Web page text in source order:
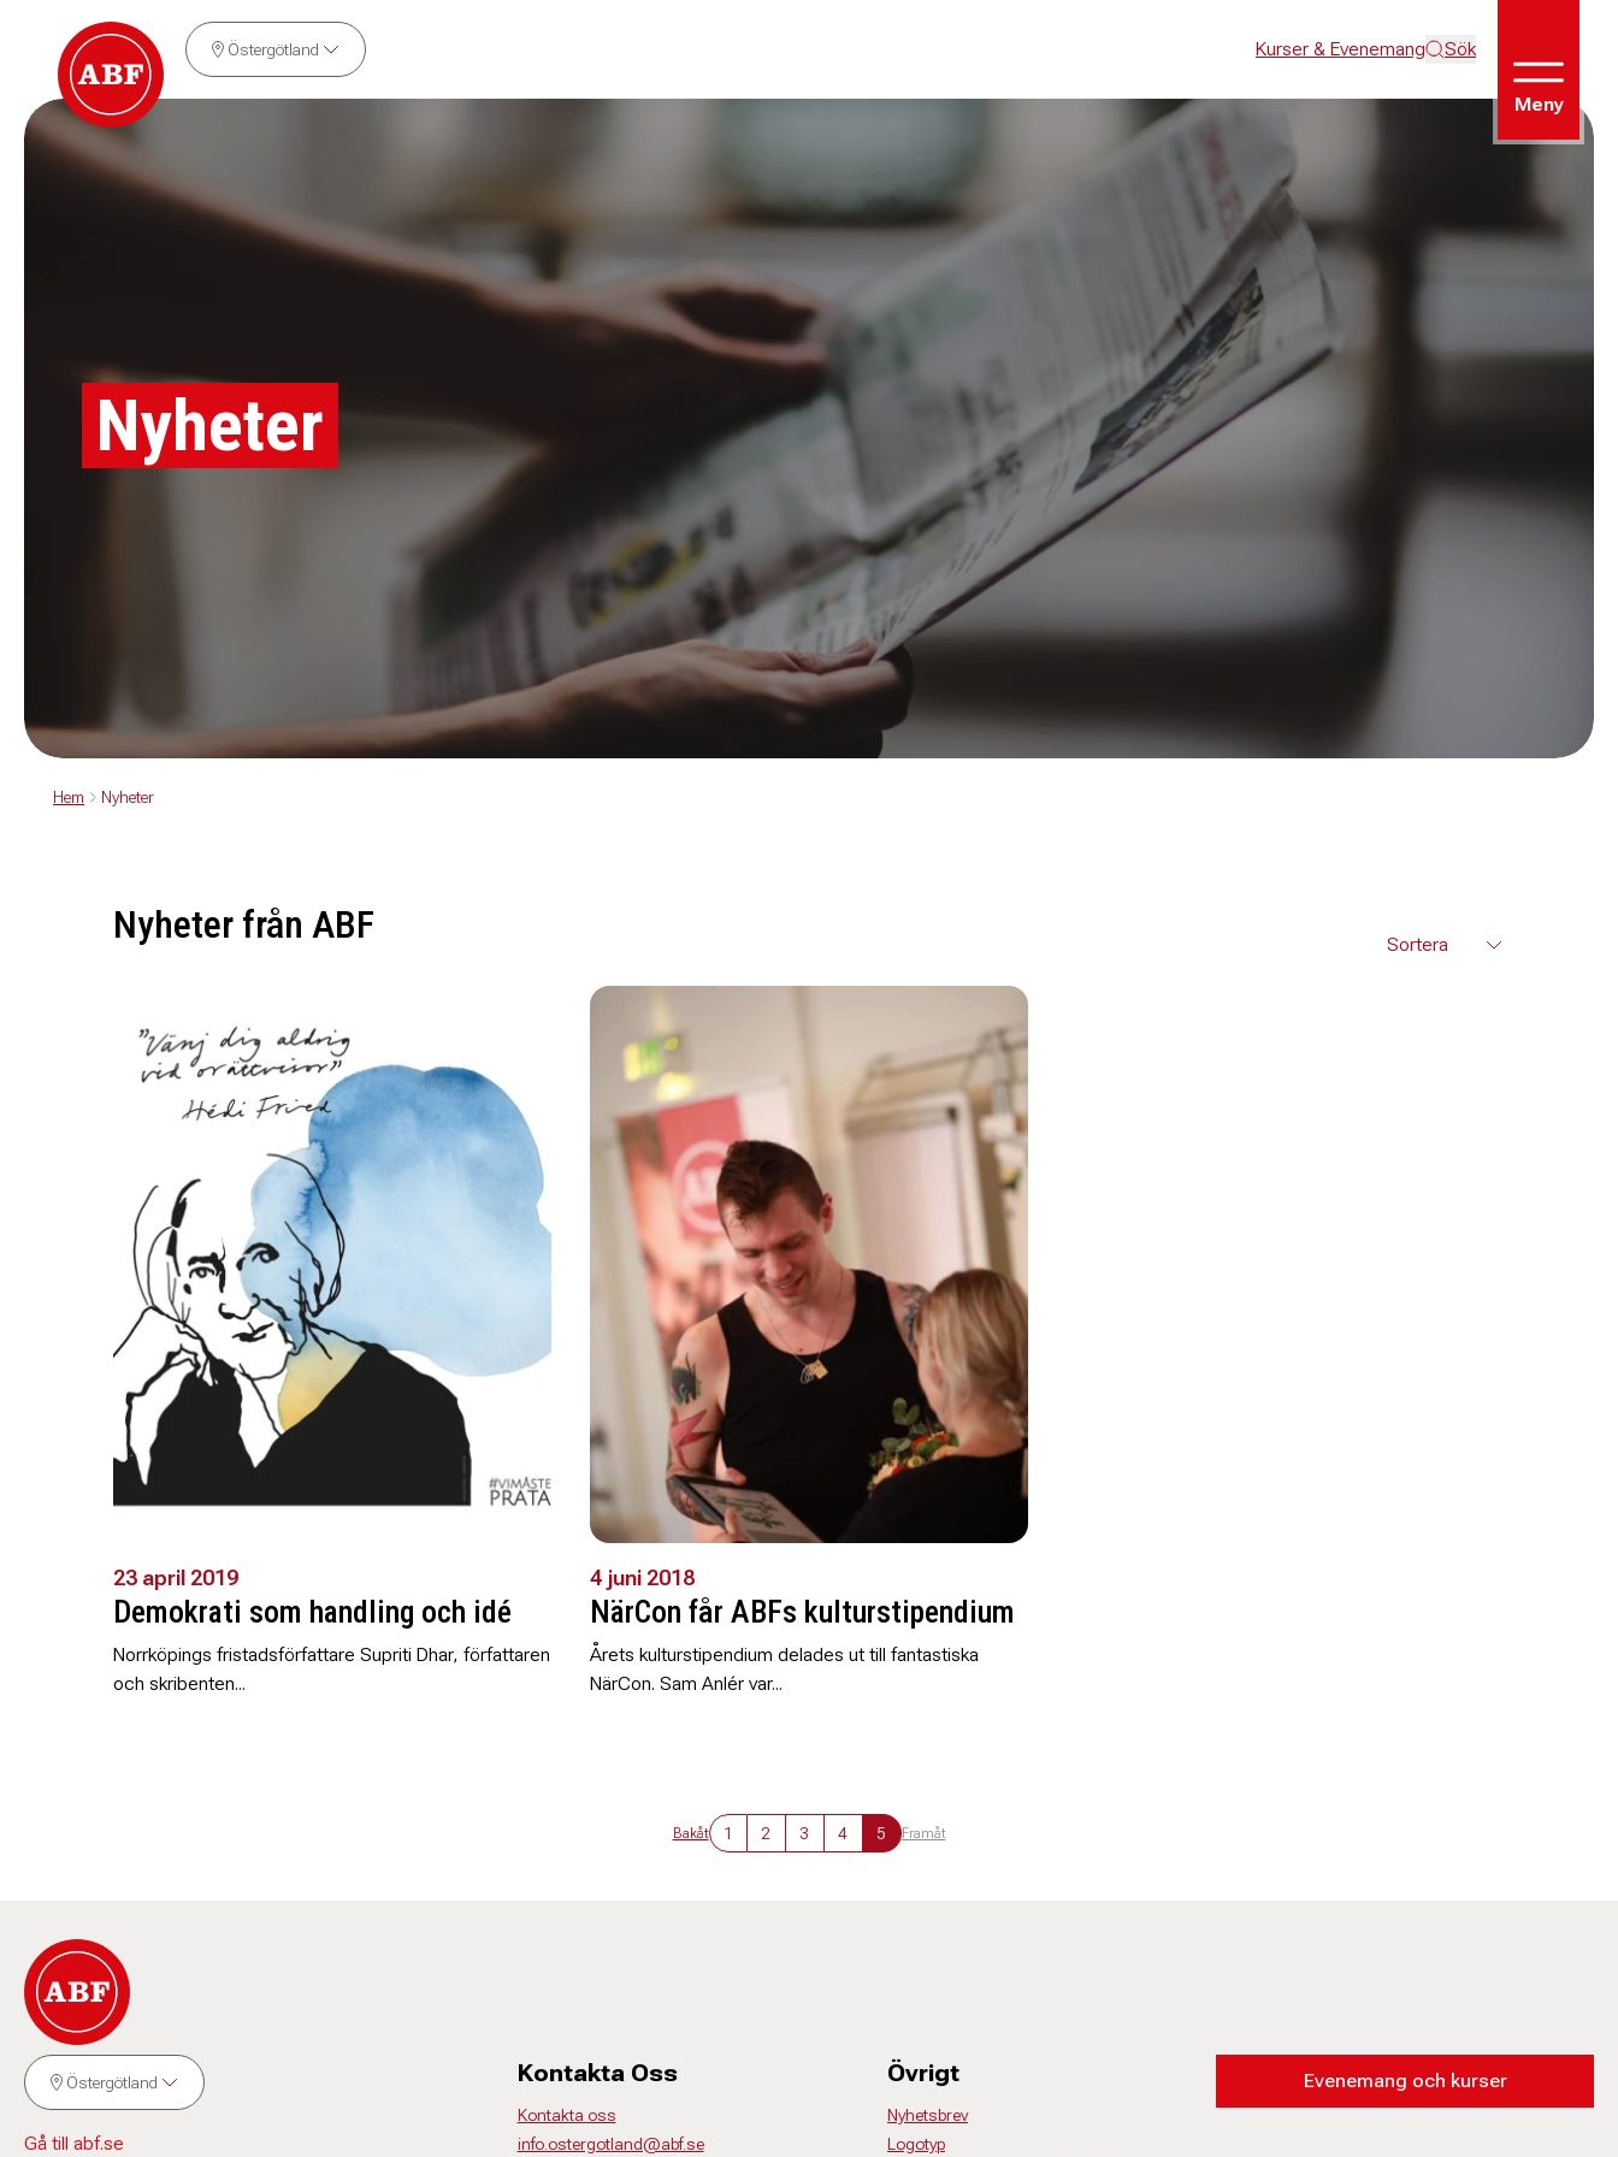
Östergötland Kurser & Evenemang Sök
Meny
Nyheter
Hem Nyheter
Nyheter från ABF
23 april 2019
Demokrati som handling och idé
Norrköpings fristadsförfattare Supriti Dhar, författaren
och skribenten...
4 juni 2018
NärCon får ABFs kulturstipendium
Årets kulturstipendium delades ut till fantastiska
NärCon. Sam Anlér var...
Bakåt 1 2 3 4 5 Framåt
Östergötland
Gå till abf.se
Kontakta Oss
Kontakta oss
info.ostergotland@abf.se
Övrigt
Nyhetsbrev
Logotyp
Evenemang och kurser